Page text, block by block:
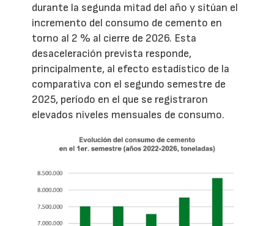
durante la segunda mitad del año y sitúan el
incremento del consumo de cemento en
torno al 2 % al cierre de 2026. Esta
desaceleración prevista responde,
principalmente, al efecto estadístico de la
comparativa con el segundo semestre de
2025, período en el que se registraron
elevados niveles mensuales de consumo.